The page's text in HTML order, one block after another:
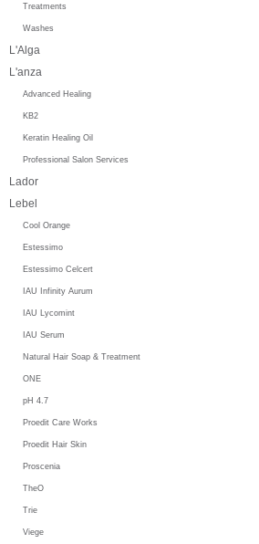
Treatments
Washes
L'Alga
L'anza
Advanced Healing
KB2
Keratin Healing Oil
Professional Salon Services
Lador
Lebel
Cool Orange
Estessimo
Estessimo Celcert
IAU Infinity Aurum
IAU Lycomint
IAU Serum
Natural Hair Soap & Treatment
ONE
pH 4.7
Proedit Care Works
Proedit Hair Skin
Proscenia
TheO
Trie
Viege